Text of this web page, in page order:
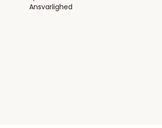
Ansvarlighed